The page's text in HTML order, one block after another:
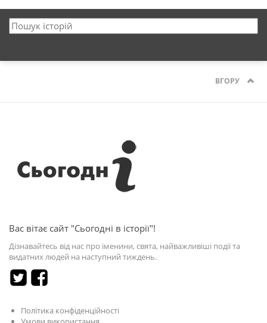
ВГОРУ
Вас вітає сайт "Сьогодні в історії"!
Дізнавайтесь від нас про іменини, свята, найважливіші події та
видатних людей на наступний тиждень.
Політика конфіденційності